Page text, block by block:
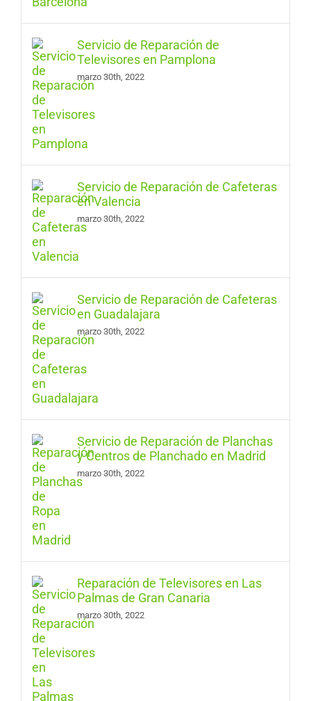
Servicio de Reparación de
Televisores en Pamplona
marzo 30th, 2022
Servicio de Reparación de Cafeteras
en Valencia
marzo 30th, 2022
Servicio de Reparación de Cafeteras
en Guadalajara
marzo 30th, 2022
Servicio de Reparación de Planchas
y Centros de Planchado en Madrid
marzo 30th, 2022
Reparación de Televisores en Las
Palmas de Gran Canaria
marzo 30th, 2022